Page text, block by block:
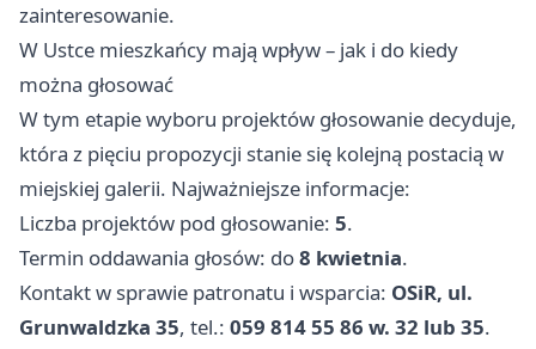
zainteresowanie.
W Ustce mieszkańcy mają wpływ – jak i do kiedy
można głosować
W tym etapie wyboru projektów głosowanie decyduje,
która z pięciu propozycji stanie się kolejną postacią w
miejskiej galerii. Najważniejsze informacje:
Liczba projektów pod głosowanie: 5.
Termin oddawania głosów: do8 kwietnia.
Kontakt w sprawie patronatu i wsparcia: OSiR, ul.
Grunwaldzka 35, tel.: 059 814 55 86 w. 32 lub 35.